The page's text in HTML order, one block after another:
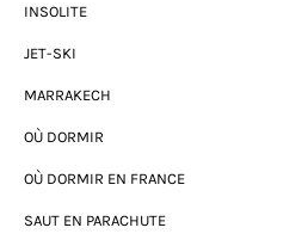
INSOLITE
JET-SKI
MARRAKECH
OÙ DORMIR
OÙ DORMIR EN FRANCE
SAUT EN PARACHUTE